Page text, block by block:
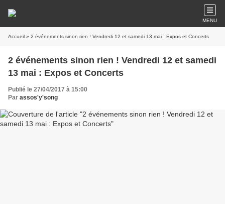
MENU
Accueil » 2 événements sinon rien ! Vendredi 12 et samedi 13 mai : Expos et Concerts
2 événements sinon rien ! Vendredi 12 et samedi
13 mai : Expos et Concerts
Publié le 27/04/2017 à 15:00
Par assos'y'song